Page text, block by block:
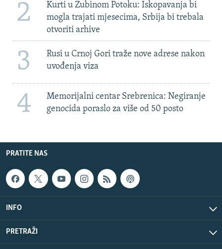
2
Kurti u Zubinom Potoku: Iskopavanja bi
mogla trajati mjesecima, Srbija bi trebala
otvoriti arhive
3
Rusi u Crnoj Gori traže nove adrese nakon
uvođenja viza
4
Memorijalni centar Srebrenica: Negiranje
genocida poraslo za više od 50 posto
PRATITE NAS
INFO
PRETRAŽI